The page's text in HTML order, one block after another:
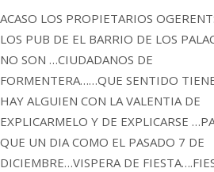
ACASO LOS PROPIETARIOS
LOS PUB DE EL BARRIO DE LOS
NO SON …CIUDADANOS DE
FORMENTERA……QUE SENTIDO
HAY ALGUIEN CON LA VALENTIA DE
EXPLICARMELO Y DE EXPLICARSE
QUE UN DIA COMO EL PASADO 7 DE
DICIEMBRE…VISPERA DE